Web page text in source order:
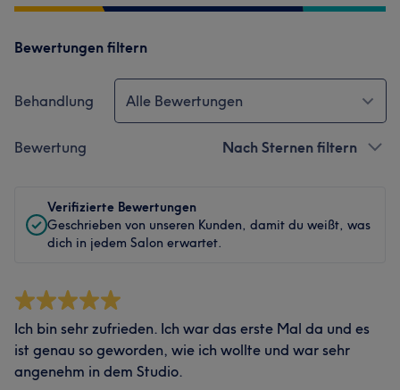
Bewertungen filtern
Behandlung Alle Bewertungen
Bewertung Nach Sternen filtern
Verifizierte Bewertungen
Geschrieben von unseren Kunden, damit du weißt, was
dich in jedem Salon erwartet.
Ich bin sehr zufrieden. Ich war das erste Mal da und es
ist genau so geworden, wie ich wollte und war sehr
angenehm in dem Studio.